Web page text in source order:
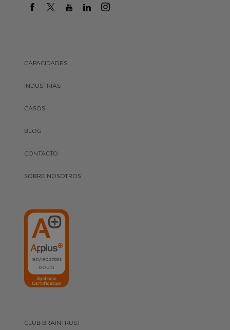
CAPACIDADES
INDUSTRIAS
CASOS
BLOG
CONTACTO
SOBRE NOSOTROS
CLUB BRAINTRUST